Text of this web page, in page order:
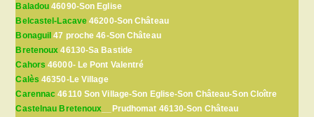
Baladou 46090-Son Eglise
Belcastel-Lacave 46200-Son Château
Bonaguil 47 proche 46-Son Château
Bretenoux 46130-Sa Bastide
Cahors 46000- Le Pont Valentré
Calès 46350-Le Village
Carennac 46110 Son Village-Son Eglise-Son Château-Son Cloître
Castelnau Bretenoux __Prudhomat 46130-Son Château